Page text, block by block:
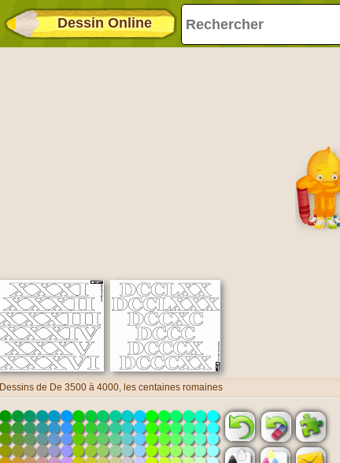
Dessin Online
Dessins de De 3500 à 4000, les centaines romaines